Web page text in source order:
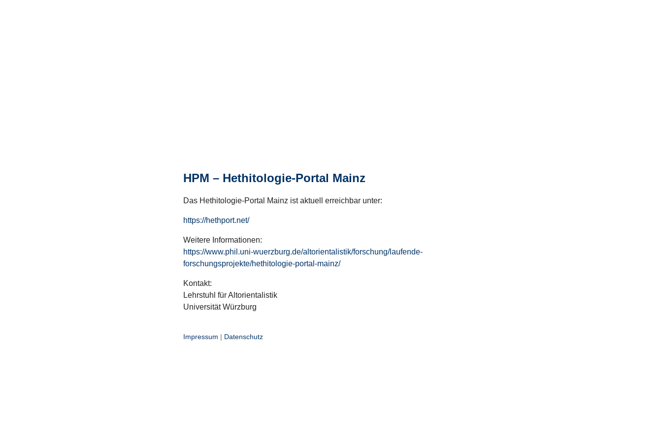
HPM – Hethitologie-Portal Mainz
Das Hethitologie-Portal Mainz ist aktuell erreichbar unter:
https://hethport.net/
Weitere Informationen:
https://www.phil.uni-wuerzburg.de/altorientalistik/forschung/laufende-
forschungsprojekte/hethitologie-portal-mainz/
Kontakt:
Lehrstuhl für Altorientalistik
Universität Würzburg
Impressum | Datenschutz